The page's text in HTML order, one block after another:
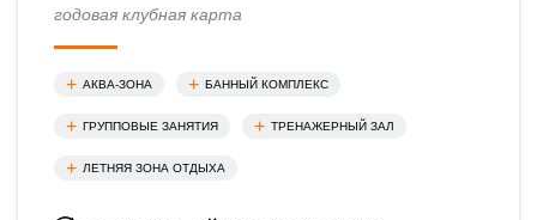
годовая клубная карта
АКВА-ЗОНА БАННЫЙ КОМПЛЕКС
ГРУППОВЫЕ ЗАНЯТИЯ ТРЕНАЖЕРНЫЙ ЗАЛ
ЛЕТНЯЯ ЗОНА ОТДЫХА